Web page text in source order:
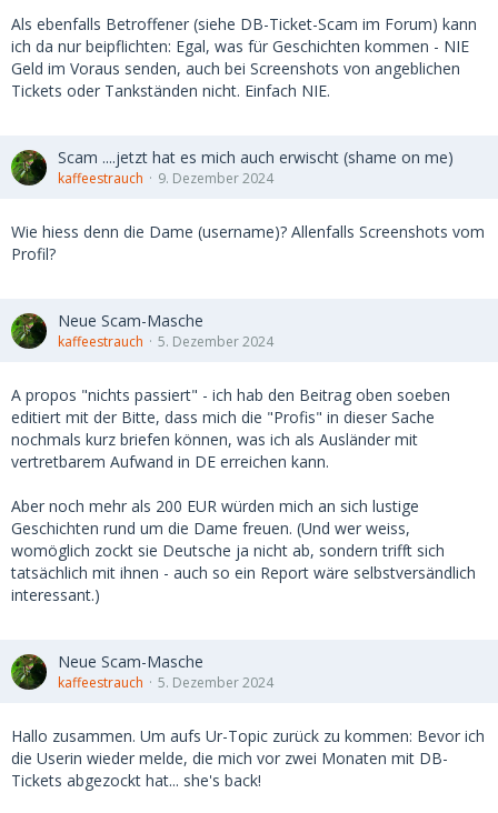
Als ebenfalls Betroffener (siehe DB-Ticket-Scam im Forum) kann
ich da nur beipflichten: Egal, was für Geschichten kommen - NIE
Geld im Voraus senden, auch bei Screenshots von angeblichen
Tickets oder Tankständen nicht. Einfach NIE.
Scam ....jetzt hat es mich auch erwischt (shame on me)
kaffeestrauch 9. Dezember 2024
Wie hiess denn die Dame (username)? Allenfalls Screenshots vom
Profil?
Neue Scam-Masche
kaffeestrauch 5. Dezember 2024
A propos "nichts passiert" - ich hab den Beitrag oben soeben
editiert mit der Bitte, dass mich die "Profis" in dieser Sache
nochmals kurz briefen können, was ich als Ausländer mit
vertretbarem Aufwand in DE erreichen kann.
Aber noch mehr als 200 EUR würden mich an sich lustige
Geschichten rund um die Dame freuen. (Und wer weiss,
womöglich zockt sie Deutsche ja nicht ab, sondern trifft sich
tatsächlich mit ihnen - auch so ein Report wäre selbstversändlich
interessant.)
Neue Scam-Masche
kaffeestrauch 5. Dezember 2024
Hallo zusammen. Um aufs Ur-Topic zurück zu kommen: Bevor ich
die Userin wieder melde, die mich vor zwei Monaten mit DB-
Tickets abgezockt hat... she's back!